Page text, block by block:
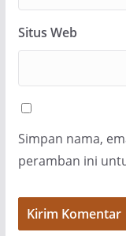
Situs Web
Simpan nama,
peramban ini